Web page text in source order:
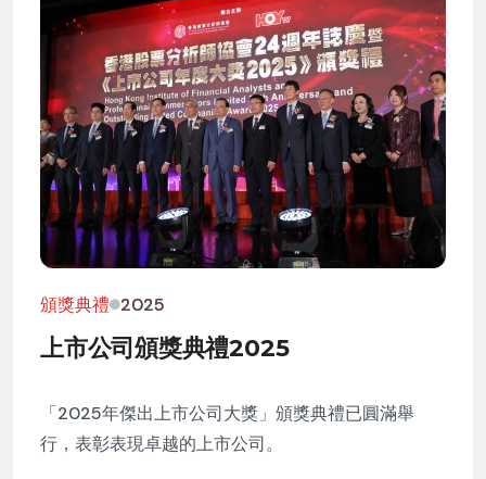
頒獎典禮 2025
上市公司頒獎典禮2025
「2025年傑出上市公司大獎」頒獎典禮已圓滿舉
行，表彰表現卓越的上市公司。